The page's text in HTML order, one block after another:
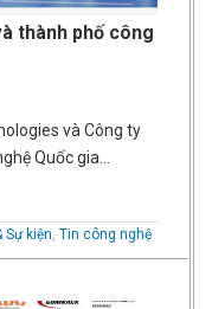
thành phố công
và Công ty
Quốc gia…
Sự kiện Tin công nghệ